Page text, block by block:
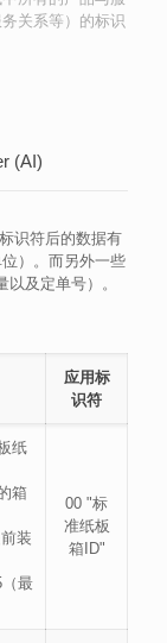
关系等）的标识
(AI)
识符后的数据有
）。而另外一些
及定单号）。
应用标
识符
纸
箱
装
（最
00 "标
准纸板
箱ID"